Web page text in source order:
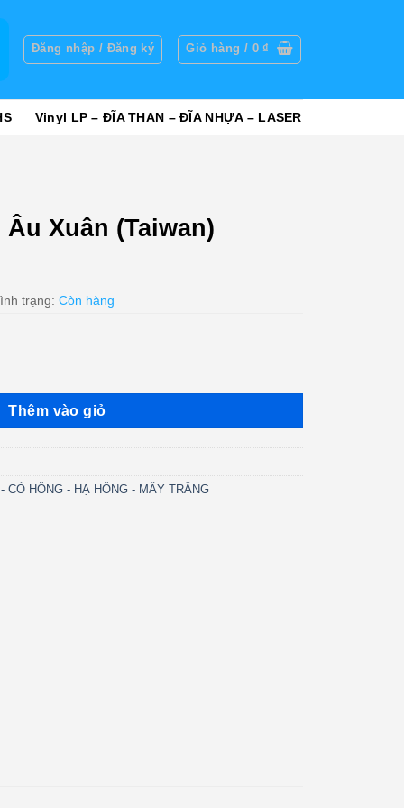
Đăng nhập / Đăng ký Giỏ hàng / 0₫
Vinyl LP – ĐĨA THAN – ĐĨA NHỰA – LASER
Xuân (Taiwan)
trạng: Còn hàng
KGTUS số lượng
Thêm vào giỏ
CỎ HỒNG - HẠ HỒNG - MÂY TRẮNG